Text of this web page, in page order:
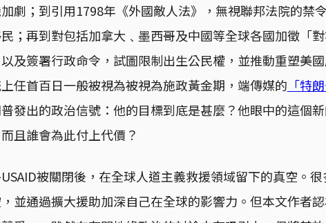
劇；​到引用1798年《外國敵人法》，無視聯邦法院的禁
；​再到對包括加拿大﹑墨西哥及中國等全球各國加徵「
及簽署行政命令，試圖限制出生公民權，並推動重塑美
任首百日一般被視為被視為施政黃金期，端傳媒的 「特
發出的政治信號：他的目標到底是甚麼？他眼中的這個
且誰會為此付上代價？
被關閉後，在全球人道主義救援領域留下的真空。
並通過擴大援助加深自己在全球的影響力。但本文作者